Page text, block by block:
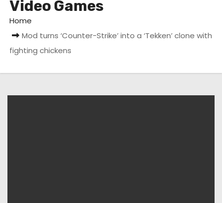
Video Games
Home
Mod turns ‘Counter-Strike’ into a ‘Tekken’ clone with
fighting chickens